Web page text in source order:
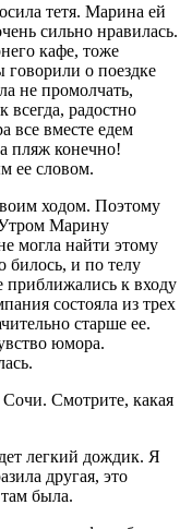
тетя. Марина ей
сильно нравилась.
кафе, тоже
о поездке
не промолчать,
всегда, радостно
все вместе едем
пляж конечно!
ее словом.
ходом. Поэтому
Утром Марину
могла найти этому
билось, и по телу
к входу
состояла из трех
старше ее.
юмора.
Смотрите, какая
легкий дождик. Я
другая, это
была.